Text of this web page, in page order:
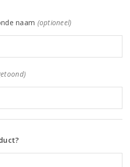
naam (optioneel)